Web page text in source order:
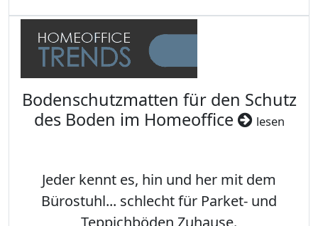
Bodenschutzmatten für den Schutz
des Boden im Homeoffice
lesen
Jeder kennt es, hin und her mit dem
Bürostuhl... schlecht für Parket- und
Teppichböden Zuhause.